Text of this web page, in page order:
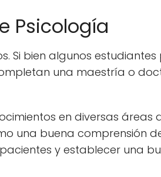
Psicología
Si bien algunos
una maestría o
en diversas áreas
una buena comprensión
y establecer una